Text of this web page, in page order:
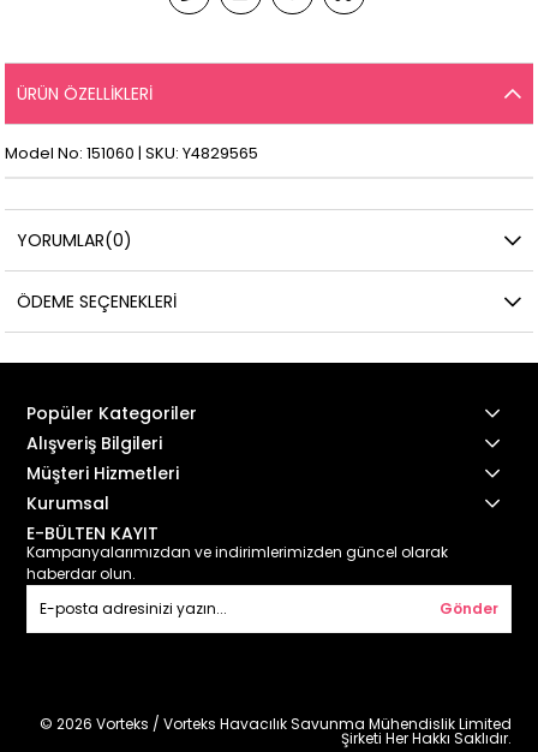
ÜRÜN ÖZELLIKLERI
Model No: 151060 | SKU: Y4829565
YORUMLAR(0)
ÖDEME SEÇENEKLERI
Popüler Kategoriler
Alışveriş Bilgileri
Müşteri Hizmetleri
Kurumsal
E-BÜLTEN KAYIT
Kampanyalarımızdan ve indirimlerimizden güncel olarak
haberdar olun.
Gönder
© 2026 Vorteks / Vorteks Havacılık Savunma Mühendislik Limited
Şirketi Her Hakkı Saklıdır.